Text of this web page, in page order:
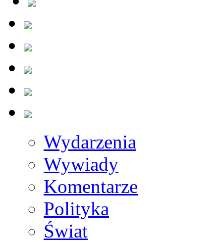
Wydarzenia
Wywiady
Komentarze
Polityka
Świat